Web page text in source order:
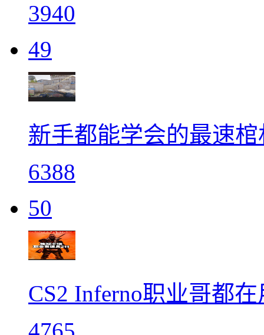
3940
49
新手都能学会的最速棺
6388
50
CS2 Inferno职业哥都